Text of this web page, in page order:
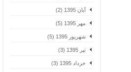
آبان 1395 (2)
مهر 1395 (5)
شهریور 1395 (5)
تیر 1395 (3)
خرداد 1395 (3)